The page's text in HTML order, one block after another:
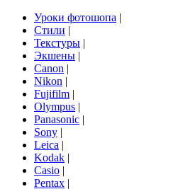
Уроки фотошопа |
Стили |
Текстуры |
Экшены |
Canon |
Nikon |
Fujifilm |
Olympus |
Panasonic |
Sony |
Leica |
Kodak |
Casio |
Pentax |